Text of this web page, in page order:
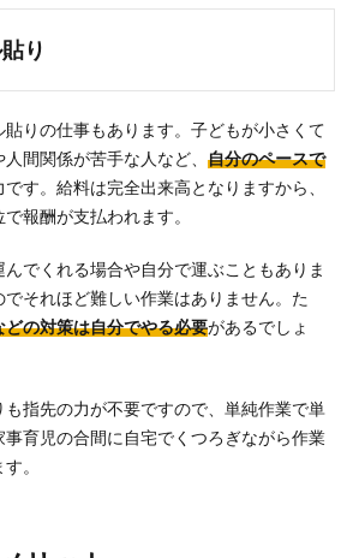
り
りの仕事もあります。子どもが小さくて
間関係が苦手な人など、 自分のペースで
す。給料は完全出来高となりますから、
報酬が支払われます。
でくれる場合や自分で運ぶこともありま
それほど難しい作業はありません。た
の対策は自分でやる必要があるでしょ
指先の力が不要ですので、単純作業で単
育児の合間に自宅でくつろぎながら作業
。